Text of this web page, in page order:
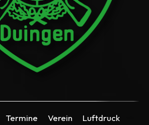
Termine Verein
Luftdruck